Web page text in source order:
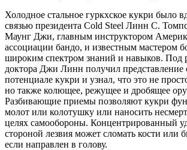
Холодное стальное гуркхское кукри было
связью президента Cold Steel Линн С.
Маунг Джи, главным инструктором
ассоциации бандо, и известным мастером
широким спектром знаний и навыков. Под
доктора Джи Линн получил представление
потенциале кукри и узнал, что это не
но также колющее, режущее и дробящее
Разбивающие приемы позволяют кукри
молот или колотушку или наносить
целях самообороны. Концентрированный
стороной лезвия может сломать кости или
если направлен в голову.